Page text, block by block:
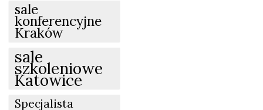
sale
konferencyjne
Kraków
sale
szkoleniowe
Katowice
Specjalista